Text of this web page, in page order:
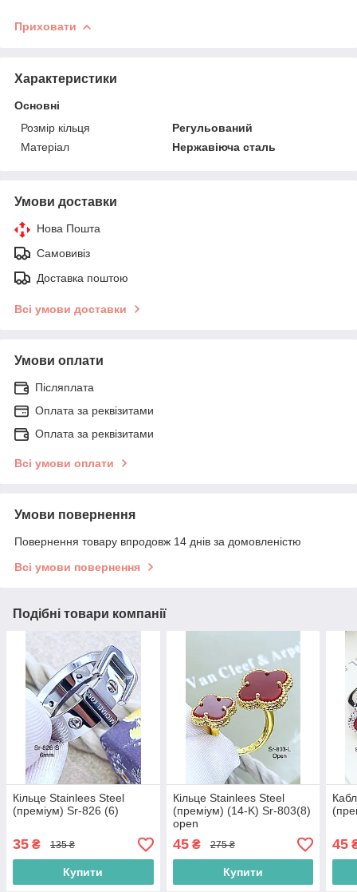
Приховати
Характеристики
Основні
Розмір кільця
Регульований
Матеріал
Нержавіюча сталь
Умови доставки
Нова Пошта
Самовивіз
Доставка поштою
Всі умови доставки
Умови оплати
Післяплата
Оплата за реквізитами
Оплата за реквізитами
Всі умови оплати
Умови повернення
Повернення товару впродовж 14 днів за домовленістю
Всі умови повернення
Подібні товари компанії
Кільце Stainlees Steel
(преміум) Sr-826 (6)
35 ₴ 135 ₴
Купити
Кільце Stainlees Steel
(преміум) (14-K) Sr-803(8)
open
45₴ 275 ₴
Купити
45